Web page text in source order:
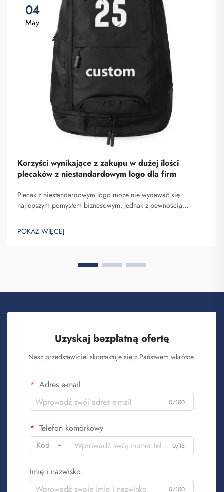
04
May
Korzyści wynikające z zakupu w dużej ilości
plecaków z niestandardowym logo dla firm
Plecak z niestandardowym logo może nie wydawać się
najlepszym pomysłem biznesowym. Jednak z pewnością
Saipulang Trading to firma, która realizuje masowe zamówienia
takich plecaków w celu budowania świadomości marki. Wiesz,
POKAŻ WIĘCEJ
Uzyskaj bezpłatną ofertę
Nasz przedstawiciel skontaktuje się z Państwem wkrótce.
Adres e-mail
0/100
Telefon komórkowy
Kod
0/16
Imię i nazwisko
0/100